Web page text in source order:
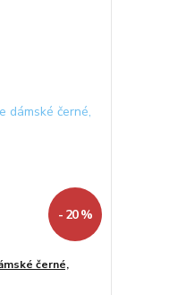
- 20 %
černé,